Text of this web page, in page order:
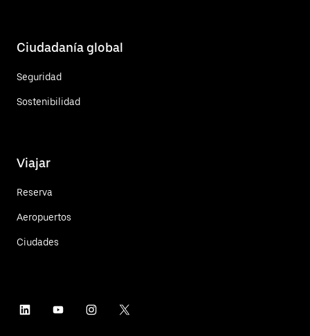
Ciudadanía global
Seguridad
Sostenibilidad
Viajar
Reserva
Aeropuertos
Ciudades